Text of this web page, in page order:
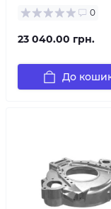
0
23 040.00 грн.
До